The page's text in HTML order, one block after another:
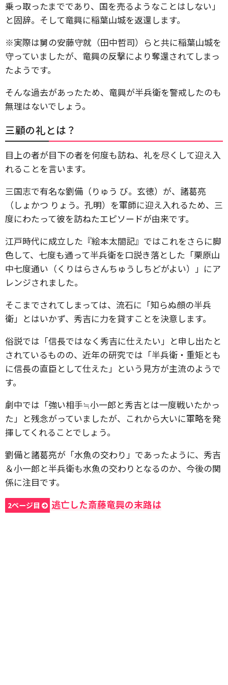
乗っ取ったまでであり、国を売るようなことはしない」
と固辞。そして竜興に稲葉山城を返還します。
※実際は舅の安藤守就（田中哲司）らと共に稲葉山城を
守っていましたが、竜興の反撃により奪還されてしまっ
たようです。
そんな過去があったため、竜興が半兵衛を警戒したのも
無理はないでしょう。
三顧の礼とは？
目上の者が目下の者を何度も訪ね、礼を尽くして迎え入
れることを言います。
三国志で有名な劉備（りゅう び。玄徳）が、諸葛亮
（しょかつ りょう。孔明）を軍師に迎え入れるため、三
度にわたって彼を訪ねたエピソードが由来です。
江戸時代に成立した『絵本太閤記』ではこれをさらに脚
色して、七度も通って半兵衛を口説き落とした「栗原山
中七度通い（くりはらさんちゅうしちどがよい）」にア
レンジされました。
そこまでされてしまっては、流石に「知らぬ顔の半兵
衛」とはいかず、秀吉に力を貸すことを決意します。
俗説では「信長ではなく秀吉に仕えたい」と申し出たと
されているものの、近年の研究では「半兵衛・重矩とも
に信長の直臣として仕えた」という見方が主流のようで
す。
劇中では「強い相手≒小一郎と秀吉とは一度戦いたかっ
た」と残念がっていましたが、これから大いに軍略を発
揮してくれることでしょう。
劉備と諸葛亮が「水魚の交わり」であったように、秀吉
＆小一郎と半兵衛も水魚の交わりとなるのか、今後の関
係に注目です。
2ページ目 逃亡した斎藤竜興の末路は